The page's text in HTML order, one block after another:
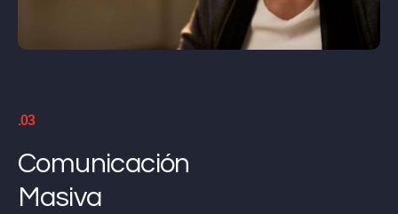
.03
Comunicación
Masiva